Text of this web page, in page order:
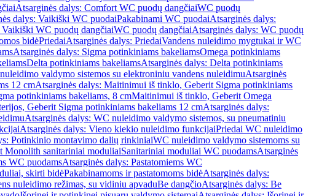
Atsarginės dalys: Comfort WC puodų dangčiaiWC puodų
dalys: Vaikiški WC puodaiPakabinami WC puodaiAtsarginės dalys:
Vaikiški WC puodų dangčiaiWC puodų dangčiaiAtsarginės dalys: WC puodų
bidėPriedaiAtsarginės dalys: PriedaiVandens nuleidimo mygtukai ir WC
Atsarginės dalys: Sigma potinkiniams bakeliamsOmega potinkiniams
Delta potinkiniams bakeliamsAtsarginės dalys: Delta potinkiniams
valdymo sistemos su elektroniniu vandens nuleidimuAtsarginės
12 cmAtsarginės dalys: Maitinimui iš tinklo, Geberit Sigma potinkiniams
potinkiniams bakeliams, 8 cmMaitinimui iš tinklo, Geberit Omega
Geberit Sigma potinkiniams bakeliams 12 cmAtsarginės dalys:
Atsarginės dalys: WC nuleidimo valdymo sistemos, su pneumatiniu
Atsarginės dalys: Vieno kiekio nuleidimo funkcijaiPriedai WC nuleidimo
Potinkinio montavimo dalių rinkiniaiWC nuleidimo valdymo sistemoms su
Monolith sanitariniai moduliaiSanitariniai moduliai WC puodamsAtsarginės
WC puodamsAtsarginės dalys: Pastatomiems WC
skirti bidėPakabinamoms ir pastatomoms bidėAtsarginės dalys:
nuleidimo režimas, su vidiniu apvaduBe dangčioAtsarginės dalys: Be